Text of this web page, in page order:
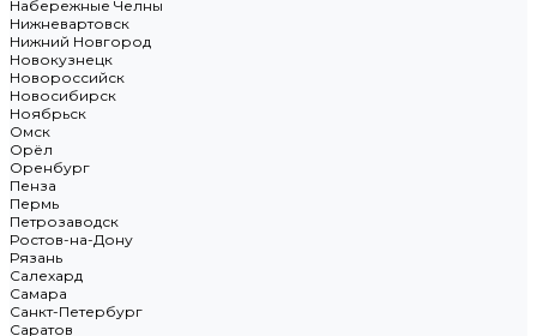
Набережные Челны
Нижневартовск
Нижний Новгород
Новокузнецк
Новороссийск
Новосибирск
Ноябрьск
Омск
Орёл
Оренбург
Пенза
Пермь
Петрозаводск
Ростов-на-Дону
Рязань
Салехард
Самара
Санкт-Петербург
Саратов